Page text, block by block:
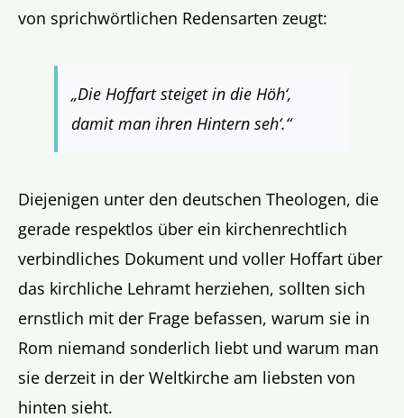
von sprichwörtlichen Redensarten zeugt:
„Die Hoffart steiget in die Höh‘,
damit man ihren Hintern seh‘.“
Diejenigen unter den deutschen Theologen, die
gerade respektlos über ein kirchenrechtlich
verbindliches Dokument und voller Hoffart über
das kirchliche Lehramt herziehen, sollten sich
ernstlich mit der Frage befassen, warum sie in
Rom niemand sonderlich liebt und warum man
sie derzeit in der Weltkirche am liebsten von
hinten sieht.